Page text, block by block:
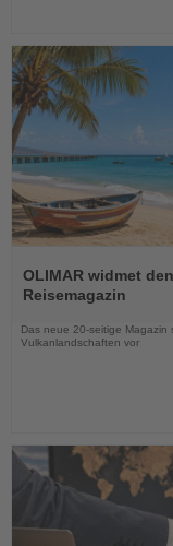
Sie
die
Nachrichten
OLIMAR widmet
Reisemagazin
Das neue 20-seitige
Vulkanlandschaften vor